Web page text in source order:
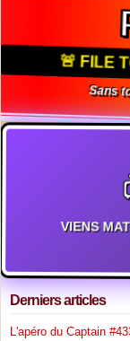
🚨 FILE
Sans
VIENS
Derniers articles
L'apéro du Captain